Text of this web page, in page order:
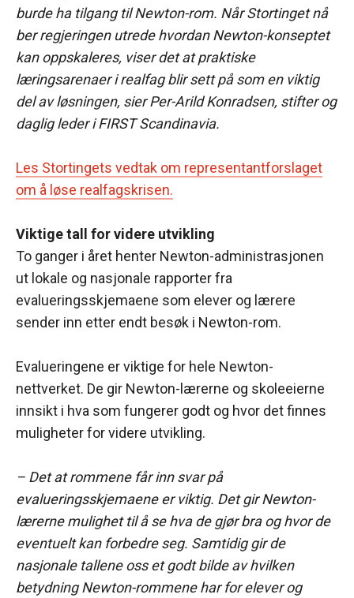
burde ha tilgang til Newton-rom. Når Stortinget nå
ber regjeringen utrede hvordan Newton-konseptet
kan oppskaleres, viser det at praktiske
læringsarenaer i realfag blir sett på som en viktig
del av løsningen, sier Per-Arild Konradsen, stifter og
daglig leder i FIRST Scandinavia.
Les Stortingets vedtak om representantforslaget
om å løse realfagskrisen.
Viktige tall for videre utvikling
To ganger i året henter Newton-administrasjonen
ut lokale og nasjonale rapporter fra
evalueringsskjemaene som elever og lærere
sender inn etter endt besøk i Newton-rom.
Evalueringene er viktige for hele Newton-
nettverket. De gir Newton-lærerne og skoleeierne
innsikt i hva som fungerer godt og hvor det finnes
muligheter for videre utvikling.
– Det at rommene får inn svar på
evalueringsskjemaene er viktig. Det gir Newton-
lærerne mulighet til å se hva de gjør bra og hvor de
eventuelt kan forbedre seg. Samtidig gir de
nasjonale tallene oss et godt bilde av hvilken
betydning Newton-rommene har for elever og